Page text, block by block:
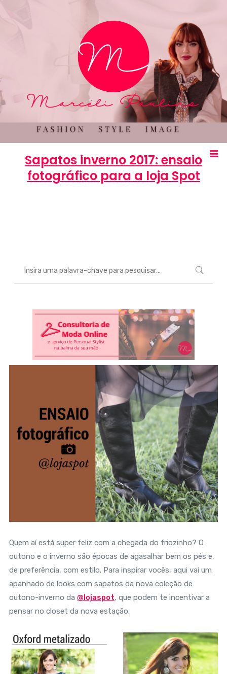
Sapatos inverno 2017: ensaio
fotográfico para a loja Spot
Quem aí está super feliz com a chegada do friozinho? O
outono e o inverno são épocas de agasalhar bem os pés e,
de preferência, com estilo. Para inspirar vocês, aqui vai um
apanhado de looks com sapatos da nova coleção de
outono-inverno da @lojaspot, que podem te incentivar a
pensar no closet da nova estação.